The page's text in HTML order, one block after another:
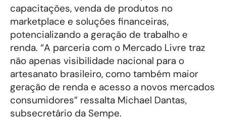
capacitações, venda de produtos no
marketplace e soluções financeiras,
potencializando a geração de trabalho e
renda. “A parceria com o Mercado Livre traz
não apenas visibilidade nacional para o
artesanato brasileiro, como também maior
geração de renda e acesso a novos mercados
consumidores” ressalta Michael Dantas,
subsecretário da Sempe.